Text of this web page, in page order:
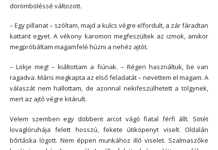
dörömböléssé változott.
– Egy pillanat – szóltam, majd a kulcs végre elfordult, a zár fáradtan
kattant egyet. A vékony karomon megfeszültek az izmok, amikor
megpróbáltam magamfelé húzni a nehéz ajtót.
– Lökje meg! – kiáltottam a fiúnak. – Régen használtuk, be van
ragadva. Máris megkapta az első feladatát – nevettem el magam. A
válaszát nem hallottam, de azonnal nekifeszülhetett a tölgynek,
mert az ajtó végre kitárult.
Velem szemben egy döbbent arcot vágó fiatal férfi állt. Sötét
lovaglóruhája felett hosszú, fekete útiköpenyt viselt. Oldalán
bőrtáska lógott. Nem éppen munkához illő viselet. Szalmaszőke